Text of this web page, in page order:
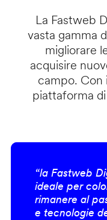
La Fastweb
vasta gamma
migliorare
acquisire
campo. Con
piattaforma
“la Fastweb
ideale per
rimanere al
e tecnologie